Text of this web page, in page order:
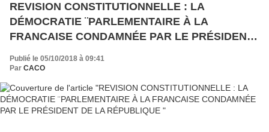
REVISION CONSTITUTIONNELLE : LA
DÉMOCRATIE ¨PARLEMENTAIRE À LA
FRANCAISE CONDAMNÉE PAR LE PRÉSIDENT
DE LA RÉPUBLIQUE
Publié le 05/10/2018 à 09:41
Par CACO